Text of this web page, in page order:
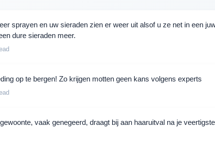
sprayen en uw sieraden zien er weer uit alsof u ze net in een
dure sieraden meer.
op te bergen! Zo krijgen motten geen kans volgens experts
vaak genegeerd, draagt bij aan haaruitval na je